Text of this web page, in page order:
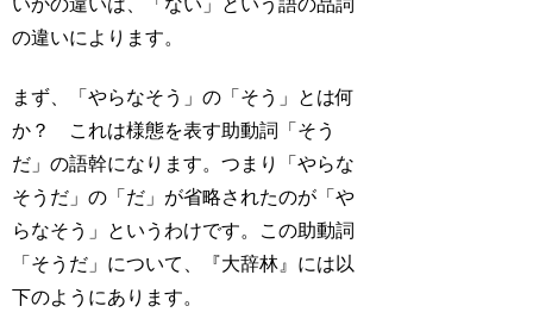
の違いによります。
まず、「やらなそう」の「そう」とは何
か？ これは様態を表す助動詞「そう
だ」の語幹になります。つまり「やらな
そうだ」の「だ」が省略されたのが「や
らなそう」というわけです。この助動詞
「そうだ」について、『大辞林』には以
下のようにあります。